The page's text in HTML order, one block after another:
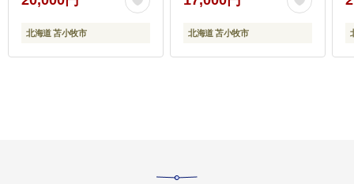
北海道 苫小牧市 北海道 苫小牧市